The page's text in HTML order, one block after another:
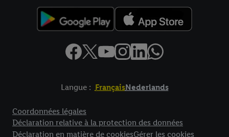
Langue : FrançaisNederlands
Coordonnées légales
Déclaration relative à la protection des données
Déclaration en matière de cookiesGérer les cookies